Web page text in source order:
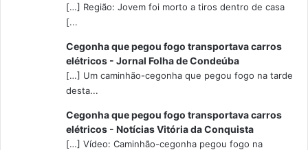
[…] Região: Jovem foi morto a tiros dentro de casa
[...
Cegonha que pegou fogo transportava carros
elétricos - Jornal Folha de Condeúba
[…] Um caminhão-cegonha que pegou fogo na tarde
desta...
Cegonha que pegou fogo transportava carros
elétricos - Notícias Vitória da Conquista
[…] Vídeo: Caminhão-cegonha pegou fogo na